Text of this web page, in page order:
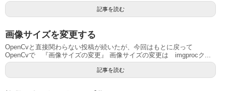
記事を読む
画像サイズを変更する
OpenCvと直接関わらない投稿が続いたが、今回はもとに戻って
OpenCvで 『画像サイズの変更』 画像サイズの変更は imgprocク...
記事を読む